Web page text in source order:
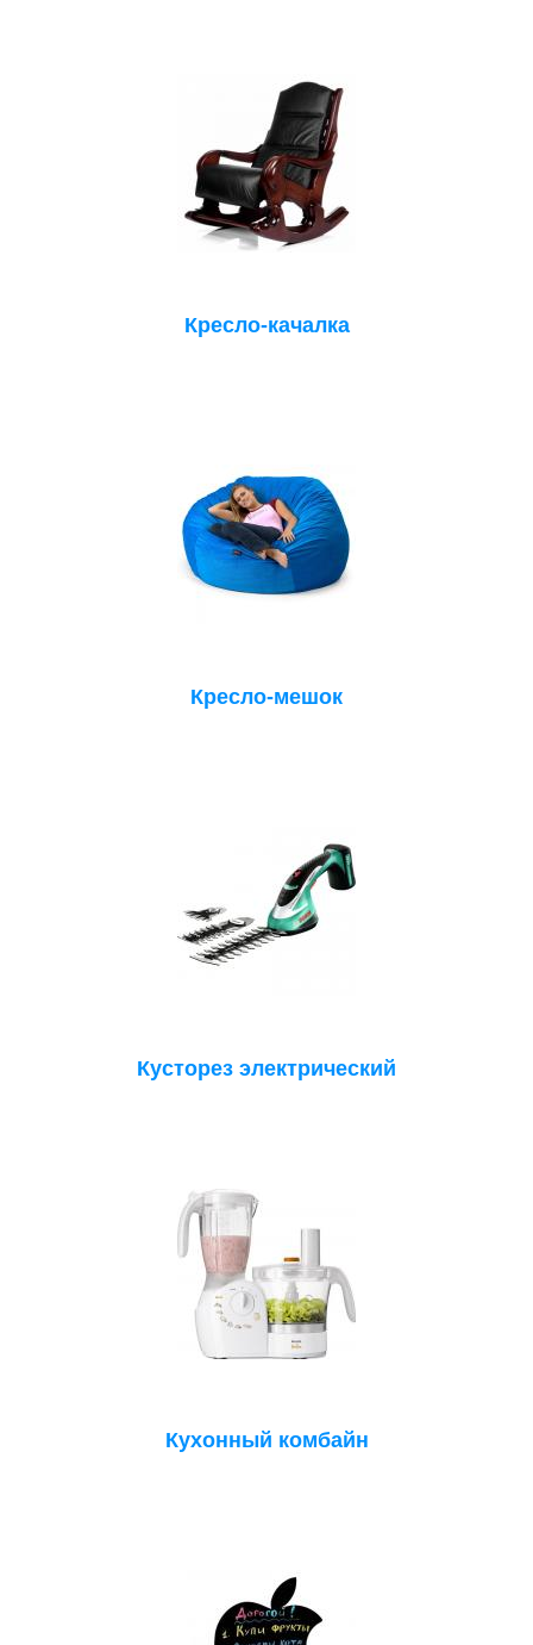
Кресло-качалка
Кресло-мешок
Кусторез электрический
Кухонный комбайн